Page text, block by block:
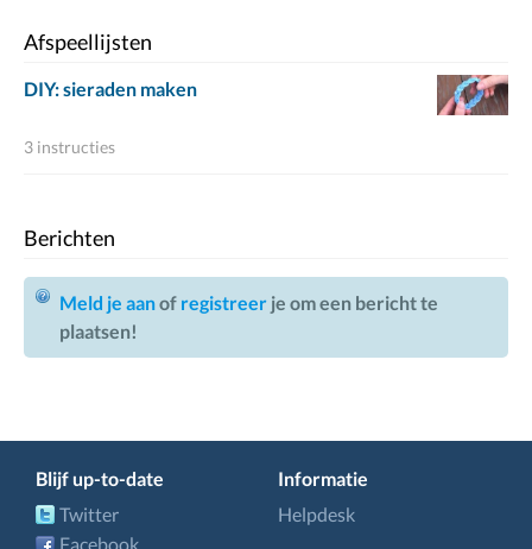
Afspeellijsten
DIY: sieraden maken
3 instructies
Berichten
Meld je aanof registreer je om een bericht te
plaatsen!
Blijf up-to-date
Twitter
Facebook
Informatie
Helpdesk